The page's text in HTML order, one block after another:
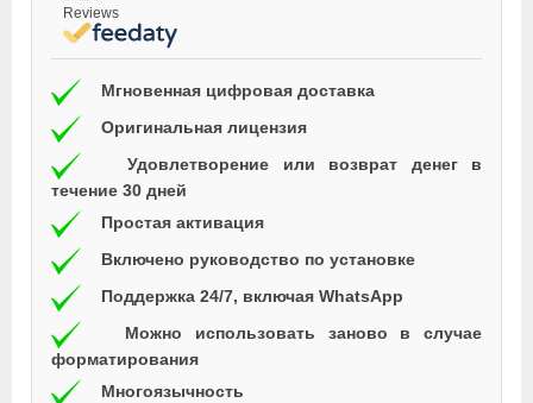
Reviews
Мгновенная цифровая доставка
Оригинальная лицензия
Удовлетворение или возврат денег в
течение 30 дней
Простая активация
Включено руководство по установке
Поддержка 24/7, включая WhatsApp
Можно использовать заново в случае
форматирования
Многоязычность